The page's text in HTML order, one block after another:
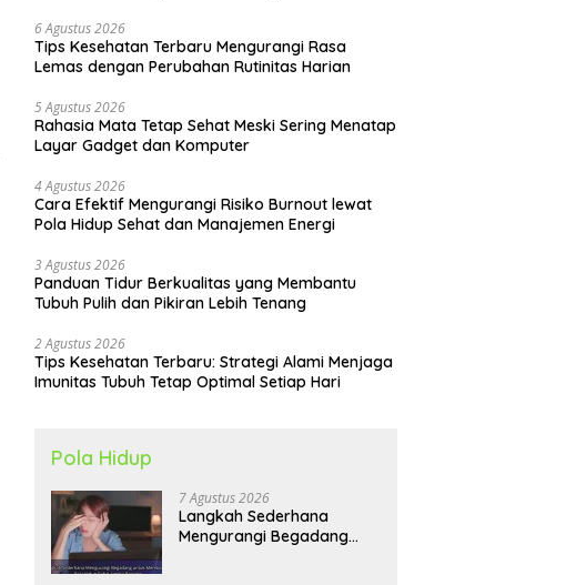
6 Agustus 2026
Tips Kesehatan Terbaru Mengurangi Rasa
Lemas dengan Perubahan Rutinitas Harian
5 Agustus 2026
Rahasia Mata Tetap Sehat Meski Sering Menatap
Layar Gadget dan Komputer
4 Agustus 2026
Cara Efektif Mengurangi Risiko Burnout lewat
Pola Hidup Sehat dan Manajemen Energi
3 Agustus 2026
Panduan Tidur Berkualitas yang Membantu
Tubuh Pulih dan Pikiran Lebih Tenang
2 Agustus 2026
Tips Kesehatan Terbaru: Strategi Alami Menjaga
Imunitas Tubuh Tetap Optimal Setiap Hari
Pola Hidup
7 Agustus 2026
Langkah Sederhana
Mengurangi Begadang